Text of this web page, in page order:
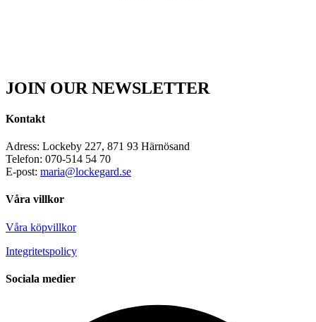
JOIN OUR NEWSLETTER
Kontakt
Adress: Lockeby 227, 871 93 Härnösand
Telefon: 070-514 54 70
E-post: maria@lockegard.se
Våra villkor
Våra köpvillkor
Integritetspolicy
Sociala medier